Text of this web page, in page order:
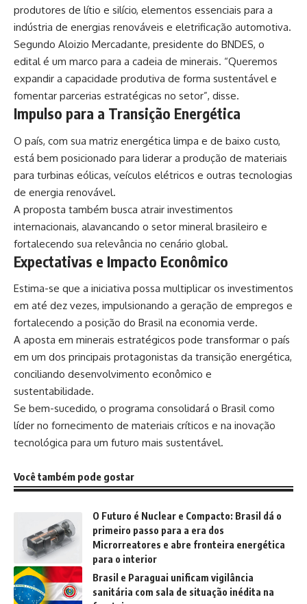
produtores de lítio e silício, elementos essenciais para a
indústria de energias renováveis e eletrificação automotiva.
Segundo Aloizio Mercadante, presidente do BNDES, o
edital é um marco para a cadeia de minerais. “Queremos
expandir a capacidade produtiva de forma sustentável e
fomentar parcerias estratégicas no setor”, disse.
Impulso para a Transição Energética
O país, com sua matriz energética limpa e de baixo custo,
está bem posicionado para liderar a produção de materiais
para turbinas eólicas, veículos elétricos e outras tecnologias
de energia renovável.
A proposta também busca atrair investimentos
internacionais, alavancando o setor mineral brasileiro e
fortalecendo sua relevância no cenário global.
Expectativas e Impacto Econômico
Estima-se que a iniciativa possa multiplicar os investimentos
em até dez vezes, impulsionando a geração de empregos e
fortalecendo a posição do Brasil na economia verde.
A aposta em minerais estratégicos pode transformar o país
em um dos principais protagonistas da transição energética,
conciliando desenvolvimento econômico e
sustentabilidade.
Se bem-sucedido, o programa consolidará o Brasil como
líder no fornecimento de materiais críticos e na inovação
tecnológica para um futuro mais sustentável.
Você também pode gostar
O Futuro é Nuclear e Compacto: Brasil dá o
primeiro passo para a era dos
Microrreatores e abre fronteira energética
para o interior
Brasil e Paraguai unificam vigilância
sanitária com sala de situação inédita na